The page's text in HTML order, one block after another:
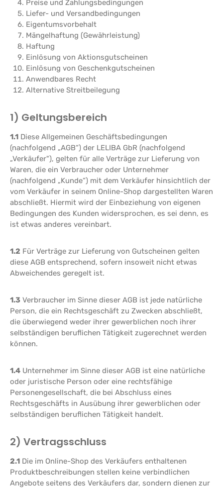
Preise und Zahlungsbedingungen
Liefer- und Versandbedingungen
Eigentumsvorbehalt
Mängelhaftung (Gewährleistung)
Haftung
Einlösung von Aktionsgutscheinen
Einlösung von Geschenkgutscheinen
Anwendbares Recht
Alternative Streitbeilegung
1) Geltungsbereich
1.1 Diese Allgemeinen Geschäftsbedingungen
(nachfolgend „AGB“) der LELIBA GbR (nachfolgend
„Verkäufer"), gelten für alle Verträge zur Lieferung von
Waren, die ein Verbraucher oder Unternehmer
(nachfolgend „Kunde“) mit dem Verkäufer hinsichtlich der
vom Verkäufer in seinem Online-Shop dargestellten Waren
abschließt. Hiermit wird der Einbeziehung von eigenen
Bedingungen des Kunden widersprochen, es sei denn, es
ist etwas anderes vereinbart.
1.2 Für Verträge zur Lieferung von Gutscheinen gelten
diese AGB entsprechend, sofern insoweit nicht etwas
Abweichendes geregelt ist.
1.3 Verbraucher im Sinne dieser AGB ist jede natürliche
Person, die ein Rechtsgeschäft zu Zwecken abschließt,
die überwiegend weder ihrer gewerblichen noch ihrer
selbständigen beruflichen Tätigkeit zugerechnet werden
können.
1.4 Unternehmer im Sinne dieser AGB ist eine natürliche
oder juristische Person oder eine rechtsfähige
Personengesellschaft, die bei Abschluss eines
Rechtsgeschäfts in Ausübung ihrer gewerblichen oder
selbständigen beruflichen Tätigkeit handelt.
2) Vertragsschluss
2.1 Die im Online-Shop des Verkäufers enthaltenen
Produktbeschreibungen stellen keine verbindlichen
Angebote seitens des Verkäufers dar, sondern dienen zur